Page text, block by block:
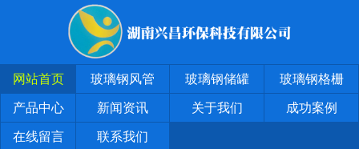
网站首页 玻璃钢风管 玻璃钢储罐 玻璃钢格栅
产品中心 新闻资讯 关于我们 成功案例
在线留言 联系我们